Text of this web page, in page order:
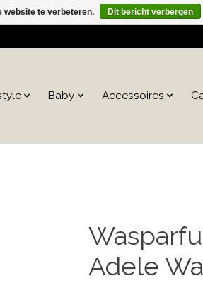
Baby Accessoires
Adele
website te verbeteren. Dit bericht verbergen